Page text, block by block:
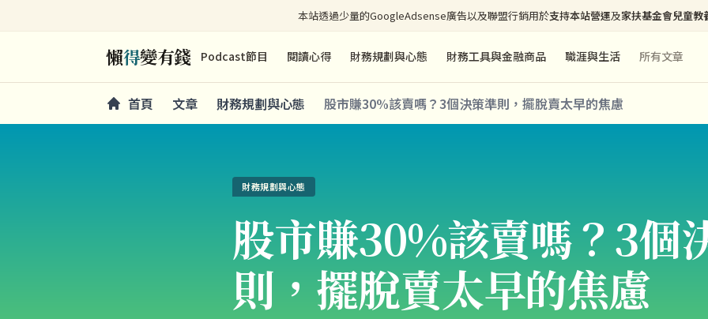
本站透過少量的GoogleAdsense廣告以及聯盟行銷用於支持本站營運及家扶基金會兒童教
懶得變有錢 Podcast節目 閱讀心得 財務規劃與心態 財務工具與金融商品 職涯與生活 所有文章
首頁 文章 財務規劃與心態 股市賺30%該賣嗎？3個決策準則，擺脫賣太早的焦慮
財務規劃與心態
股市賺30%該賣嗎？3個
則，擺脫賣太早的焦慮